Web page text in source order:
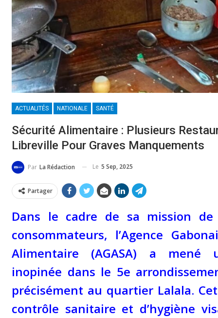
ACTUALITÉS NATIONALE SANTÉ
Sécurité Alimentaire : Plusieurs
Libreville Pour Graves Manquements
Par La Rédaction Le 5 Sep, 2025
Partager
Dans le cadre de sa mission
consommateurs, l’Agence
Alimentaire (AGASA) a mené
inopinée dans le 5e
précisément au quartier Lalala.
contrôle sanitaire et d’hygiène